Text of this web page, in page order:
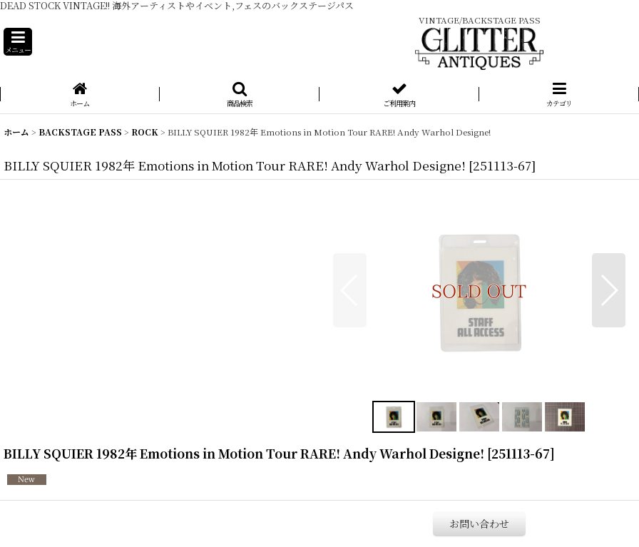
DEAD STOCK VINTAGE!! 海外アーティストやイベント,フェスのバックステージパス
VINTAGE/BACKSTAGE PASS
メニュー
ホーム 商品検索 ご利用案内 カテゴリ
ホーム > BACKSTAGE PASS > ROCK > BILLY SQUIER 1982年 Emotions in Motion Tour RARE! Andy Warhol Designe!
BILLY SQUIER 1982年 Emotions in Motion Tour RARE! Andy Warhol Designe! [251113-67]
BILLY SQUIER 1982年 Emotions in Motion Tour RARE! Andy Warhol Designe! [251113-67]
お問い合わせ